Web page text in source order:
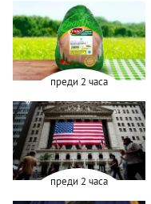
преди 2 часа
преди 2 часа